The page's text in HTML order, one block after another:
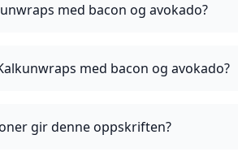
med bacon og avokado?
med bacon og avokado?
gir denne oppskriften?